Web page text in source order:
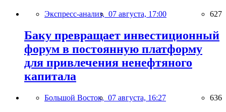
Экспресс-анализ, 07 августа, 17:00 627
Баку превращает инвестиционный
форум в постоянную платформу
для привлечения ненефтяного
капитала
Большой Восток, 07 августа, 16:27 636